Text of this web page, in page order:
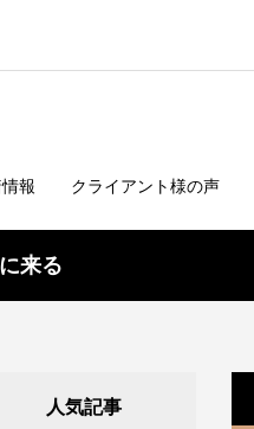
報 クライアント様の声
来る
人気記事